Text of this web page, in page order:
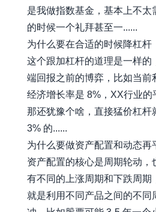
是我做指数基金，基本上不太
的时候一个礼拜甚至一......
为什么要在合适的时候降杠杆
这个跟加杠杆的道理是一样的
端回报之前的博弈，比如当前
经济增长率是 8%，XX行业的
那还犹豫个啥，直接猛价杠杆
3% 的......
为什么要做资产配置和动态再
资产配置的核心是周期轮动，
有不同的上涨周期和下跌周期
就是利用不同产品之间的不同